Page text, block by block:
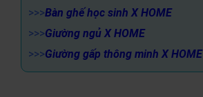
>>>Bàn ghế học sinh X HOME
>>>Giường ngủ X HOME
>>>Giường gấp thông minh X HOME